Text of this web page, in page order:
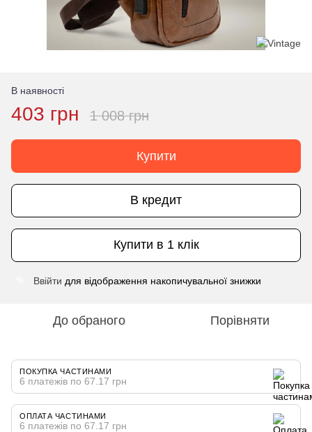
В наявності
403 грн 1 008 грн
Купити
В кредит
Купити в 1 клік
Ввійти для відображення накопичувальної знижки
До обраного Порівняти
ПОКУПКА ЧАСТИНАМИ
6 платежів по 67.17 грн
ОПЛАТА ЧАСТИНАМИ
6 платежів по 67.17 грн